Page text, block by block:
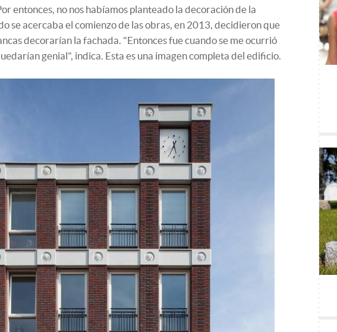
entonces, no nos habíamos planteado la decoración de la
se acercaba el comienzo de las obras, en 2013, decidieron que
decorarían la fachada. "Entonces fue cuando se me ocurrió
genial", indica. Esta es una imagen completa del edificio.